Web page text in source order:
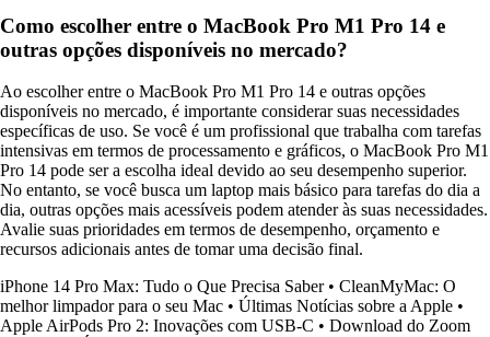
Como escolher entre o MacBook Pro M1 Pro 14 e
outras opções disponíveis no mercado?
Ao escolher entre o MacBook Pro M1 Pro 14 e outras opções
disponíveis no mercado, é importante considerar suas necessidades
específicas de uso. Se você é um profissional que trabalha com tarefas
intensivas em termos de processamento e gráficos, o MacBook Pro M1
Pro 14 pode ser a escolha ideal devido ao seu desempenho superior.
No entanto, se você busca um laptop mais básico para tarefas do dia a
dia, outras opções mais acessíveis podem atender às suas necessidades.
Avalie suas prioridades em termos de desempenho, orçamento e
recursos adicionais antes de tomar uma decisão final.
iPhone 14 Pro Max: Tudo o Que Precisa Saber• CleanMyMac: O
melhor limpador para o seu Mac • Últimas Notícias sobre a Apple •
Apple AirPods Pro 2: Inovações com USB-C • Download do Zoom